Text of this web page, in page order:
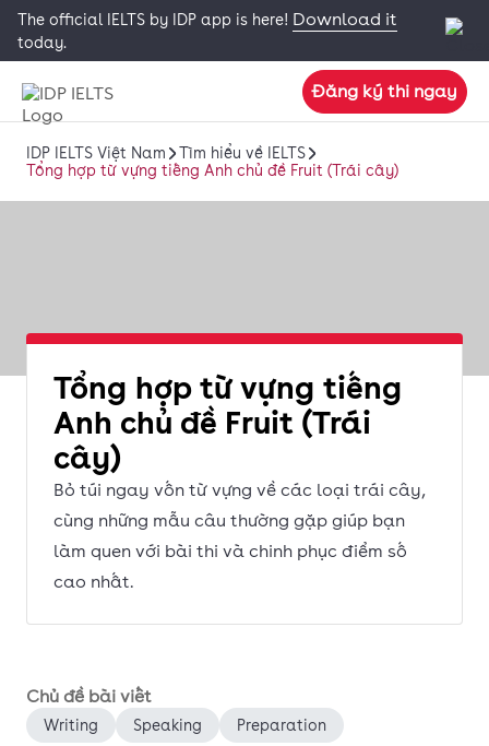
The official IELTS by IDP app is here! Download it
today.
Đăng ký thi ngay
IDP IELTS Việt Nam
Tìm hiểu về IELTS
Tổng hợp từ vựng tiếng Anh chủ đề Fruit (Trái cây)
Tổng hợp từ vựng tiếng
Anh chủ đề Fruit (Trái
cây)
Bỏ túi ngay vốn từ vựng về các loại trái cây,
cùng những mẫu câu thường gặp giúp bạn
làm quen với bài thi và chinh phục điểm số
cao nhất.
Chủ đề bài viết
Writing Speaking Preparation